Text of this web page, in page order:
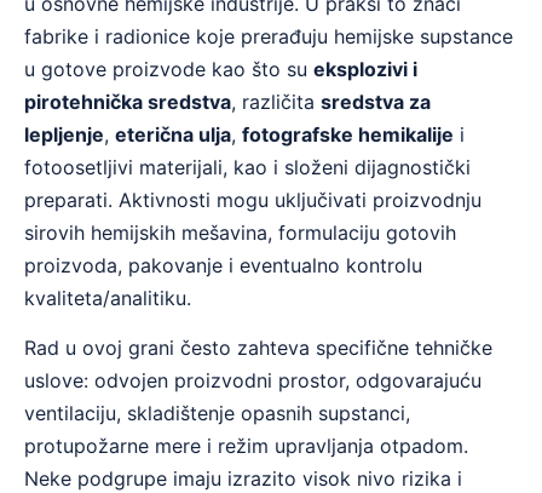
fabrike i radionice koje prerađuju hemijske supstance
u gotove proizvode kao što su eksplozivi i
pirotehnička sredstva, različita sredstva za
lepljenje, eterična ulja, fotografske hemikalije i
fotoosetljivi materijali, kao i složeni dijagnostički
preparati. Aktivnosti mogu uključivati proizvodnju
sirovih hemijskih mešavina, formulaciju gotovih
proizvoda, pakovanje i eventualno kontrolu
kvaliteta/analitiku.
Rad u ovoj grani često zahteva specifične tehničke
uslove: odvojen proizvodni prostor, odgovarajuću
ventilaciju, skladištenje opasnih supstanci,
protupožarne mere i režim upravljanja otpadom.
Neke podgrupe imaju izrazito visok nivo rizika i